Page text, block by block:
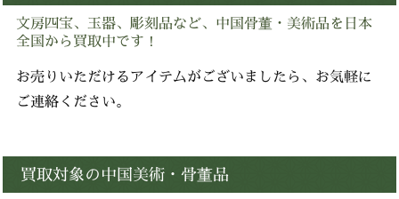
文房四宝、玉器、彫刻品など、中国骨董・美術品を日本
全国から買取中です！
お売りいただけるアイテムがございましたら、お気軽に
ご連絡ください。
買取対象の中国美術・骨董品